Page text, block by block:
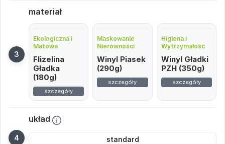
materiał
Ekologiczna i
Matowa
Flizelina
Gładka
(180g)
szczegóły
Maskowanie
Nierówności
Winyl Piasek
(290g)
szczegóły
Higiena i
Wytrzymałość
Winyl Gładki
PZH (350g)
szczegóły
układ
standard